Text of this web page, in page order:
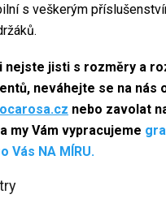
s veškerým
nejste jisti s rozměry a
neváhejte se na nás
nebo zavolat
a my Vám vypracujeme
Vás NA MÍRU.